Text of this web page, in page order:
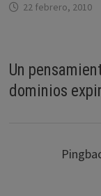
22 febrero, 2010
Un
dominios